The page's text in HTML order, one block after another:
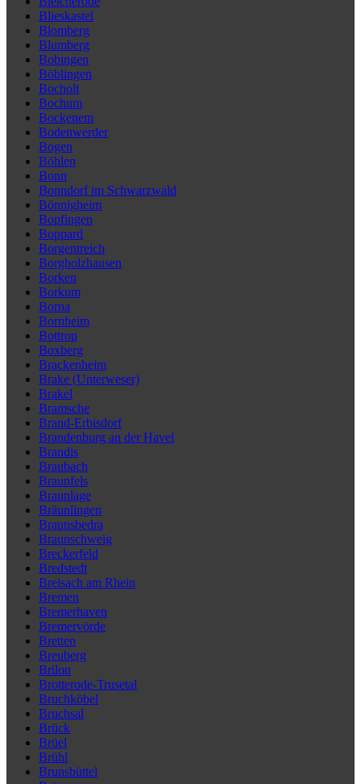
Blieskastel
Blomberg
Blumberg
Bobingen
Böblingen
Bocholt
Bochum
Bockenem
Bodenwerder
Bogen
Böhlen
Bonn
Bonndorf im Schwarzwald
Bönnigheim
Bopfingen
Boppard
Borgentreich
Borgholzhausen
Borken
Borkum
Borna
Bornheim
Bottrop
Boxberg
Brackenheim
Brake (Unterweser)
Brakel
Bramsche
Brand-Erbisdorf
Brandenburg an der Havel
Brandis
Braubach
Braunfels
Braunlage
Bräunlingen
Braunsbedra
Braunschweig
Breckerfeld
Bredstedt
Breisach am Rhein
Bremen
Bremerhaven
Bremervörde
Bretten
Breuberg
Brilon
Brotterode-Trusetal
Bruchköbel
Bruchsal
Brück
Brüel
Brühl
Brunsbüttel